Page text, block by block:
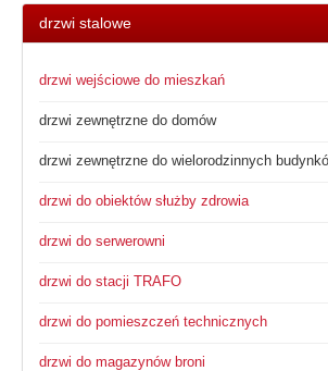
drzwi stalowe
drzwi wejściowe do mieszkań
drzwi zewnętrzne do domów
drzwi zewnętrzne do wielorodzinnych
drzwi do obiektów służby zdrowia
drzwi do serwerowni
drzwi do stacji TRAFO
drzwi do pomieszczeń technicznych
drzwi do magazynów broni